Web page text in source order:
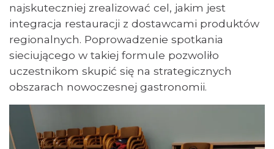
najskuteczniej zrealizować cel, jakim jest
integracja restauracji z dostawcami produktów
regionalnych. Poprowadzenie spotkania
sieciującego w takiej formule pozwoliło
uczestnikom skupić się na strategicznych
obszarach nowoczesnej gastronomii.